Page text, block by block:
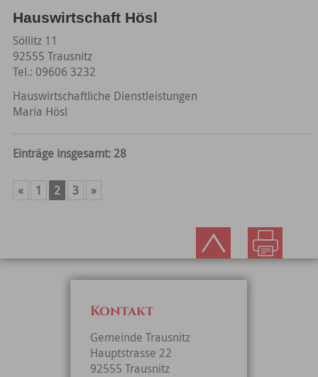
Hauswirtschaft Hösl
Söllitz 11
92555 Trausnitz
Tel.: 09606 3232
Hauswirtschaftliche Dienstleistungen
Maria Hösl
Einträge insgesamt: 28
« 1 2 3 »
Kontakt
Gemeinde Trausnitz
Hauptstrasse 22
92555 Trausnitz